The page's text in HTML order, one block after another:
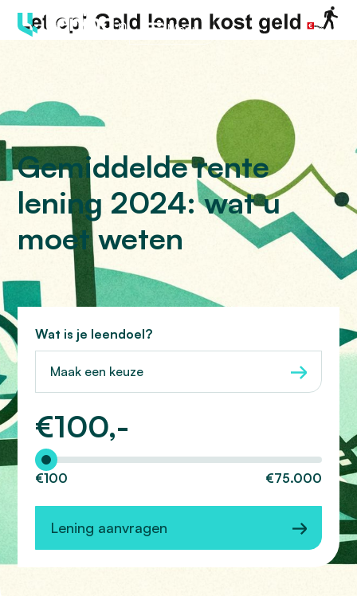
Menu
Gemiddelde rente
lening 2024: wat u
moet weten
Wat is je leendoel?
Maak een keuze
€100,-
Hoeveel wilt u lenen?
€100 €75.000
Lening aanvragen